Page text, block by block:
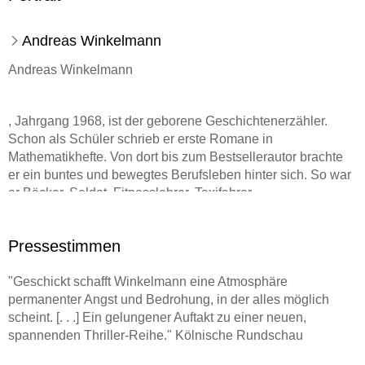
Andreas Winkelmann
Andreas Winkelmann
, Jahrgang 1968, ist der geborene Geschichtenerzähler.
Schon als Schüler schrieb er erste Romane in
Mathematikhefte. Von dort bis zum Bestsellerautor brachte
er ein buntes und bewegtes Berufsleben hinter sich. So war
er Bäcker, Soldat, Fitnesslehrer, Taxifahrer,
Ob spannende Thriller, Abenteuersachbuch, Romane oder
leidenschaftlich bereist er die Welt. Zu Fuß, auf dem Fahrrad
oder mit dem Camper. Daher kennt er sich aus mit dem
Leben in der Wildnis und auf dem Campingplatz. Gerade
dort, so findet er, kann man skurrile, kuriose, herzliche,
Pressestimmen
"Geschickt schafft Winkelmann eine Atmosphäre
permanenter Angst und Bedrohung, in der alles möglich
scheint. [. . .] Ein gelungener Auftakt zu einer neuen,
spannenden Thriller-Reihe." Kölnische Rundschau